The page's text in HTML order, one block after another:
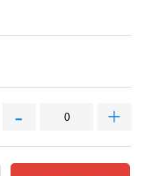
- +